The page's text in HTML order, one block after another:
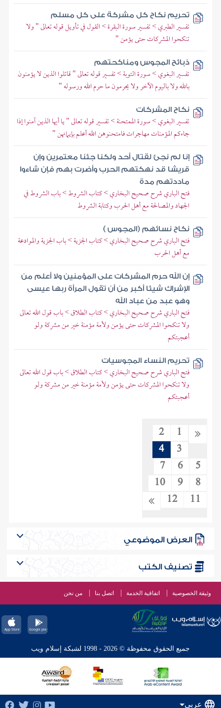
تحريم نكاح كل مشركة على كل مسلم
تفسير الطبري > تفسير سورة البقرة > القول في تأويل قوله تعالى " ولا
تنكحوا المشركات حتى يؤمن "
ذبائح المجوس ومناكحتهم
تفسير البغوي > سورة التوبة > تفسير قوله تعالى " قاتلوا الذين لا يؤمنون
بالله ولا باليوم الآخر ولا يحرمون ما حرم الله ورسوله "
نكاح المشركات
تفسير البغوي > سورة الممتحنة > تفسير قوله تعالى " يا أيها الذين آمنوا إذا
جاءكم المؤمنات مهاجرات فامتحنوهن الله أعلم بإيمانهن "
إنا لم نجئ لقتال أحد ولكنا جئنا معتمرين وإن
قريشا قد نهكتهم الحرب وأضرت بهم فإن شاءوا
ماددتهم مدة
فتح الباري شرح صحيح البخاري > كتاب الشروط > باب الشروط في
الجهاد والمصالحة مع أهل الحرب وكتابة الشروط
نكاح نسائهم (المجوس )
فتح الباري شرح صحيح البخاري > كتاب الجزية > باب الجزية والموادعة
مع أهل الحرب
إن الله حرم المشركات على المؤمنين ولا أعلم من
الإشراك شيئا أكبر من أن تقول المرأة ربها عيسى
وهو عبد من عباد الله
فتح الباري شرح صحيح البخاري > كتاب الطلاق > باب قول الله تعالى
ولا تنكحوا المشركات حتى يؤمن ولأمة مؤمنة خير من مشركة ولو
أعجبتكم
تحريم النساء المجوسيات
فتح الباري شرح صحيح البخاري > كتاب الطلاق > باب قول الله تعالى
ولا تنكحوا المشركات حتى يؤمن ولأمة مؤمنة خير من مشركة ولو
أعجبتكم
1
2
3
4
5
6
7
8
9
10
11
12
العرض الموضوعي
تصنيف الكتب
وثيقة الخصوصية اتفاقية الخدمة اتصل بنا من نحن
جميع الحقوق محفوظة © 2026 - 1998 لشبكة إسلام ويب
عربي